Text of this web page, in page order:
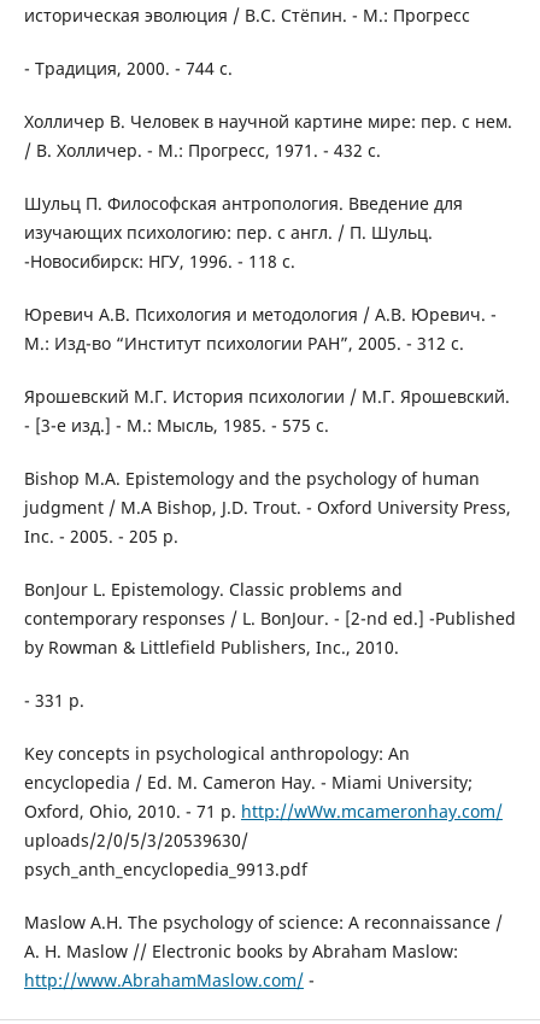
историческая эволюция / В.С. Стёпин. - М.: Прогресс
- Традиция, 2000. - 744 с.
Холличер В. Человек в научной картине мире: пер. с нем.
/ В. Холличер. - М.: Прогресс, 1971. - 432 с.
Шульц П. Философская антропология. Введение для
изучающих психологию: пер. с англ. / П. Шульц.
-Новосибирск: НГУ, 1996. - 118 с.
Юревич А.В. Психология и методология / А.В. Юревич. -
М.: Изд-во “Институт психологии РАН”, 2005. - 312 с.
Ярошевский М.Г. История психологии / М.Г. Ярошевский.
- [3-е изд.] - М.: Мысль, 1985. - 575 с.
Bishop M.A. Epistemology and the psychology of human
judgment / M.A Bishop, J.D. Trout. - Oxford University Press,
Inc. - 2005. - 205 р.
BonJour L. Epistemology. Classic problems and
contemporary responses / L. BonJour. - [2-nd ed.] -Published
by Rowman & Littlefield Publishers, Inc., 2010.
- 331 р.
Key concepts in psychological anthropology: An
encyclopedia / Ed. M. Cameron Hay. - Miami University;
Oxford, Ohio, 2010. - 71 p. http://wWw.mcameronhay.com/
uploads/2/0/5/3/20539630/
psych_anth_encyclopedia_9913.pdf
Maslow A.H. The psychology of science: A reconnaissance /
A. H. Maslow // Electronic books by Abraham Maslow:
http://www.AbrahamMaslow.com/-